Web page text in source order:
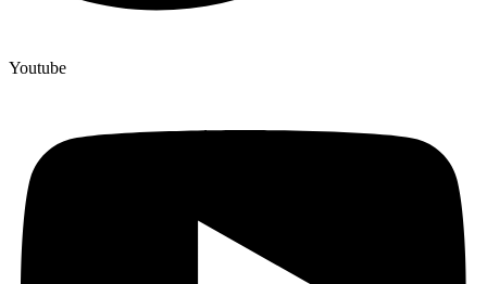
Youtube